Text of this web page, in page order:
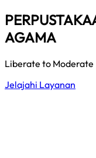
AGAMA
Liberate to Moderate
Jelajahi Layanan